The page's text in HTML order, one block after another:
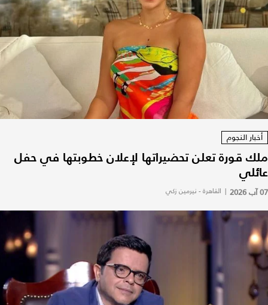
أخبار النجوم
ملك قورة تعلن تحضيراتها لإعلان خطوبتها في حفل
عائلي
07 آب 2026 | القاهرة - نيرمين زكي